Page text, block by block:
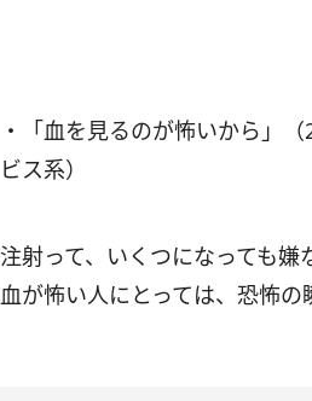
・「血を見るのが怖いから」
ビス系）
注射って、いくつになっても
血が怖い人にとっては、恐怖の